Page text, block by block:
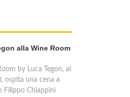
alla Wine Room
by Luca Tegon, al
ospita una cena a
Filippo Chiappini